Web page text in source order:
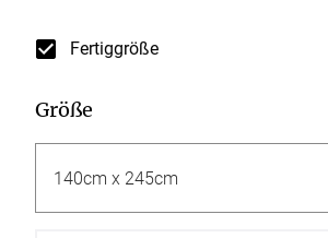
Fertiggröße
Größe